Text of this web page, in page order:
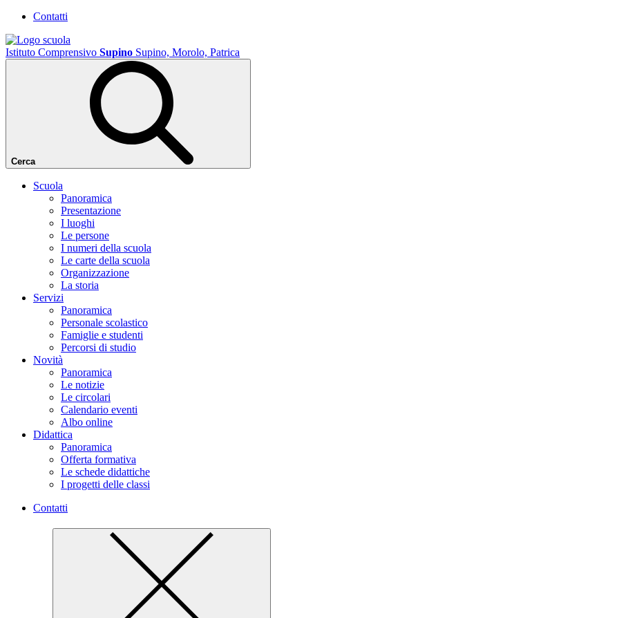
Contatti
Istituto Comprensivo Supino Supino, Morolo, Patrica
Cerca
Scuola
Panoramica
Presentazione
I luoghi
Le persone
I numeri della scuola
Le carte della scuola
Organizzazione
La storia
Servizi
Panoramica
Personale scolastico
Famiglie e studenti
Percorsi di studio
Novità
Panoramica
Le notizie
Le circolari
Calendario eventi
Albo online
Didattica
Panoramica
Offerta formativa
Le schede didattiche
I progetti delle classi
Contatti